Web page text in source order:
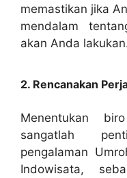
memastikan jika
mendalam
akan Anda
2. Rencanakan
Menentukan
sangatlah
pengalaman
Indowisata,